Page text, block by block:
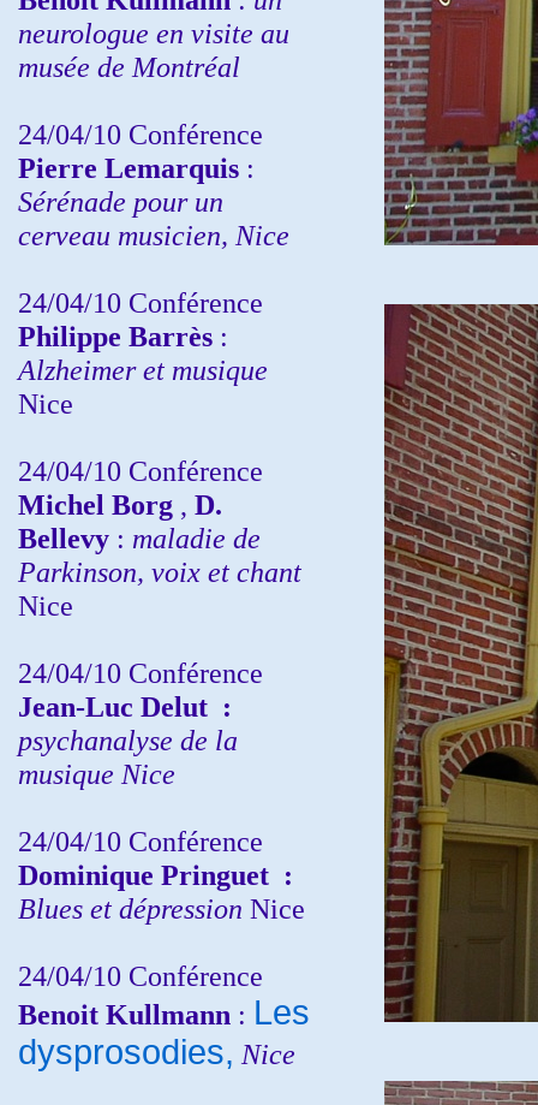
neurologue en visite au
musée de Montréal
24/04/10 Conférence
Pierre Lemarquis :
Sérénade pour un
cerveau musicien, Nice
24/04/10 Conférence
Philippe Barrès :
Alzheimer et musique
Nice
24/04/10 Conférence
Michel Borg , D.
Bellevy : maladie de
Parkinson, voix et chant
Nice
24/04/10 Conférence
Jean-Luc Delut :
psychanalyse de la
musique Nice
24/04/10 Conférence
Dominique Pringuet :
Blues et dépression Nice
24/04/10 Conférence
Benoit Kullmann : Les
dysprosodies, Nice